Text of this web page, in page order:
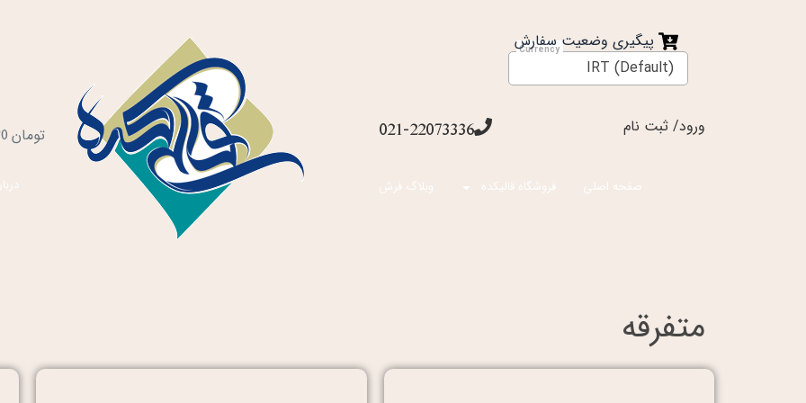
پیگیری وضعیت سفارش
IRT (Default)
ورود/ ثبت نام 021-22073336 تومان0
صفحه اصلی فروشگاه قالیکده وبلاگ فرش
متفرقه